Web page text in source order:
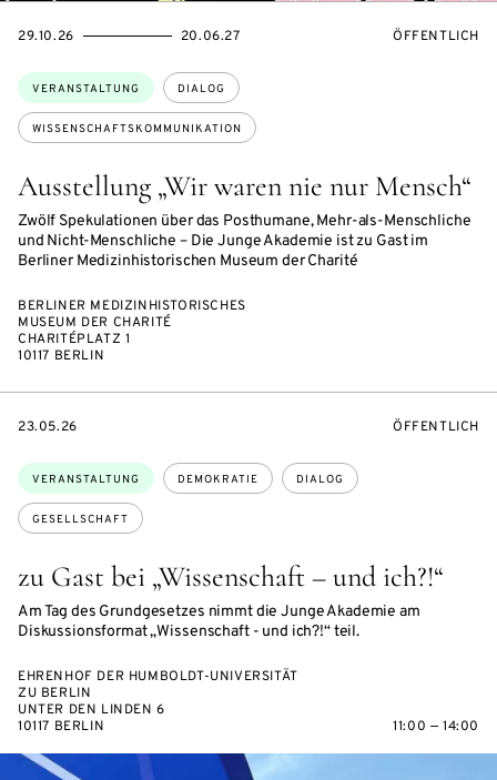
Ausstellung „Wir waren nie nur Mensch“
Zwölf Spekulationen über das Posthumane, Mehr-als-Menschliche
und Nicht-Menschliche – Die Junge Akademie ist zu Gast im
Berliner Medizinhistorischen Museum der Charité
Themen:
VERANSTALTUNG DIALOG
WISSENSCHAFTSKOMMUNIKATION
EVENTBEGINSON
29.10.26
EVENTENDSON 20.06.27 ÖFFENTLICH
BERLINER MEDIZINHISTORISCHES
MUSEUM DER CHARITÉ
CHARITÉPLATZ 1
10117 BERLIN
zu Gast bei „Wissenschaft – und ich?!“
Am Tag des Grundgesetzes nimmt die Junge Akademie am
Diskussionsformat „Wissenschaft - und ich?!“ teil.
Themen:
VERANSTALTUNG DEMOKRATIE DIALOG
GESELLSCHAFT
EVENTBEGINSON
23.05.26 ÖFFENTLICH
EHRENHOF DER HUMBOLDT-UNIVERSITÄT
ZU BERLIN
UNTER DEN LINDEN 6
10117 BERLIN
11:00 — 14:00